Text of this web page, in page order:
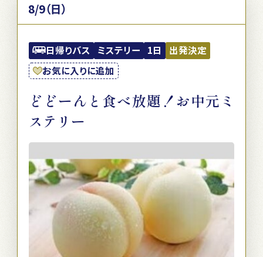
8/9（日）
日帰りバス ミステリー 1日
出発決定
お気に入りに追加
どどーんと食べ放題！お中元ミ
ステリー